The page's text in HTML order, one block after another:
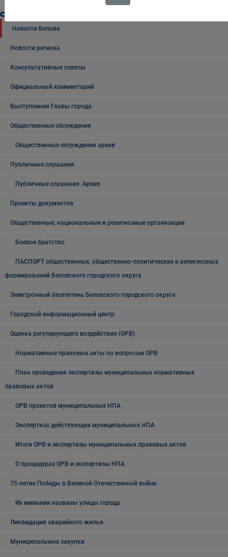
Новости Белова
Новости региона
Консультативные советы
Официальный комментарий
Выступления Главы города
Общественные обсуждения
Общественные обсуждения архив
Публичные слушания
Публичные слушания. Архив
Проекты документов
Общественные, национальные и религиозные организации
Боевое братство
ПАСПОРТ общественных, общественно-политических и религиозных
формирований Беловского городского округа
Электронный бюллетень Беловского городского округа
Городской информационный центр
Оценка регулирующего воздействия (ОРВ)
Нормативные правовые акты по вопросам ОРВ
План проведения экспертизы муниципальных нормативных
правовых актов
ОРВ проектов муниципальных НПА
Экспертиза действующих муниципальных НПА
Итоги ОРВ и экспертизы муниципальных правовых актов
О процедурах ОРВ и экспертизы НПА
75-летие Победы в Великой Отечественной войне
Их именами названы улицы города
Ликвидация аварийного жилья
Муниципальные закупки